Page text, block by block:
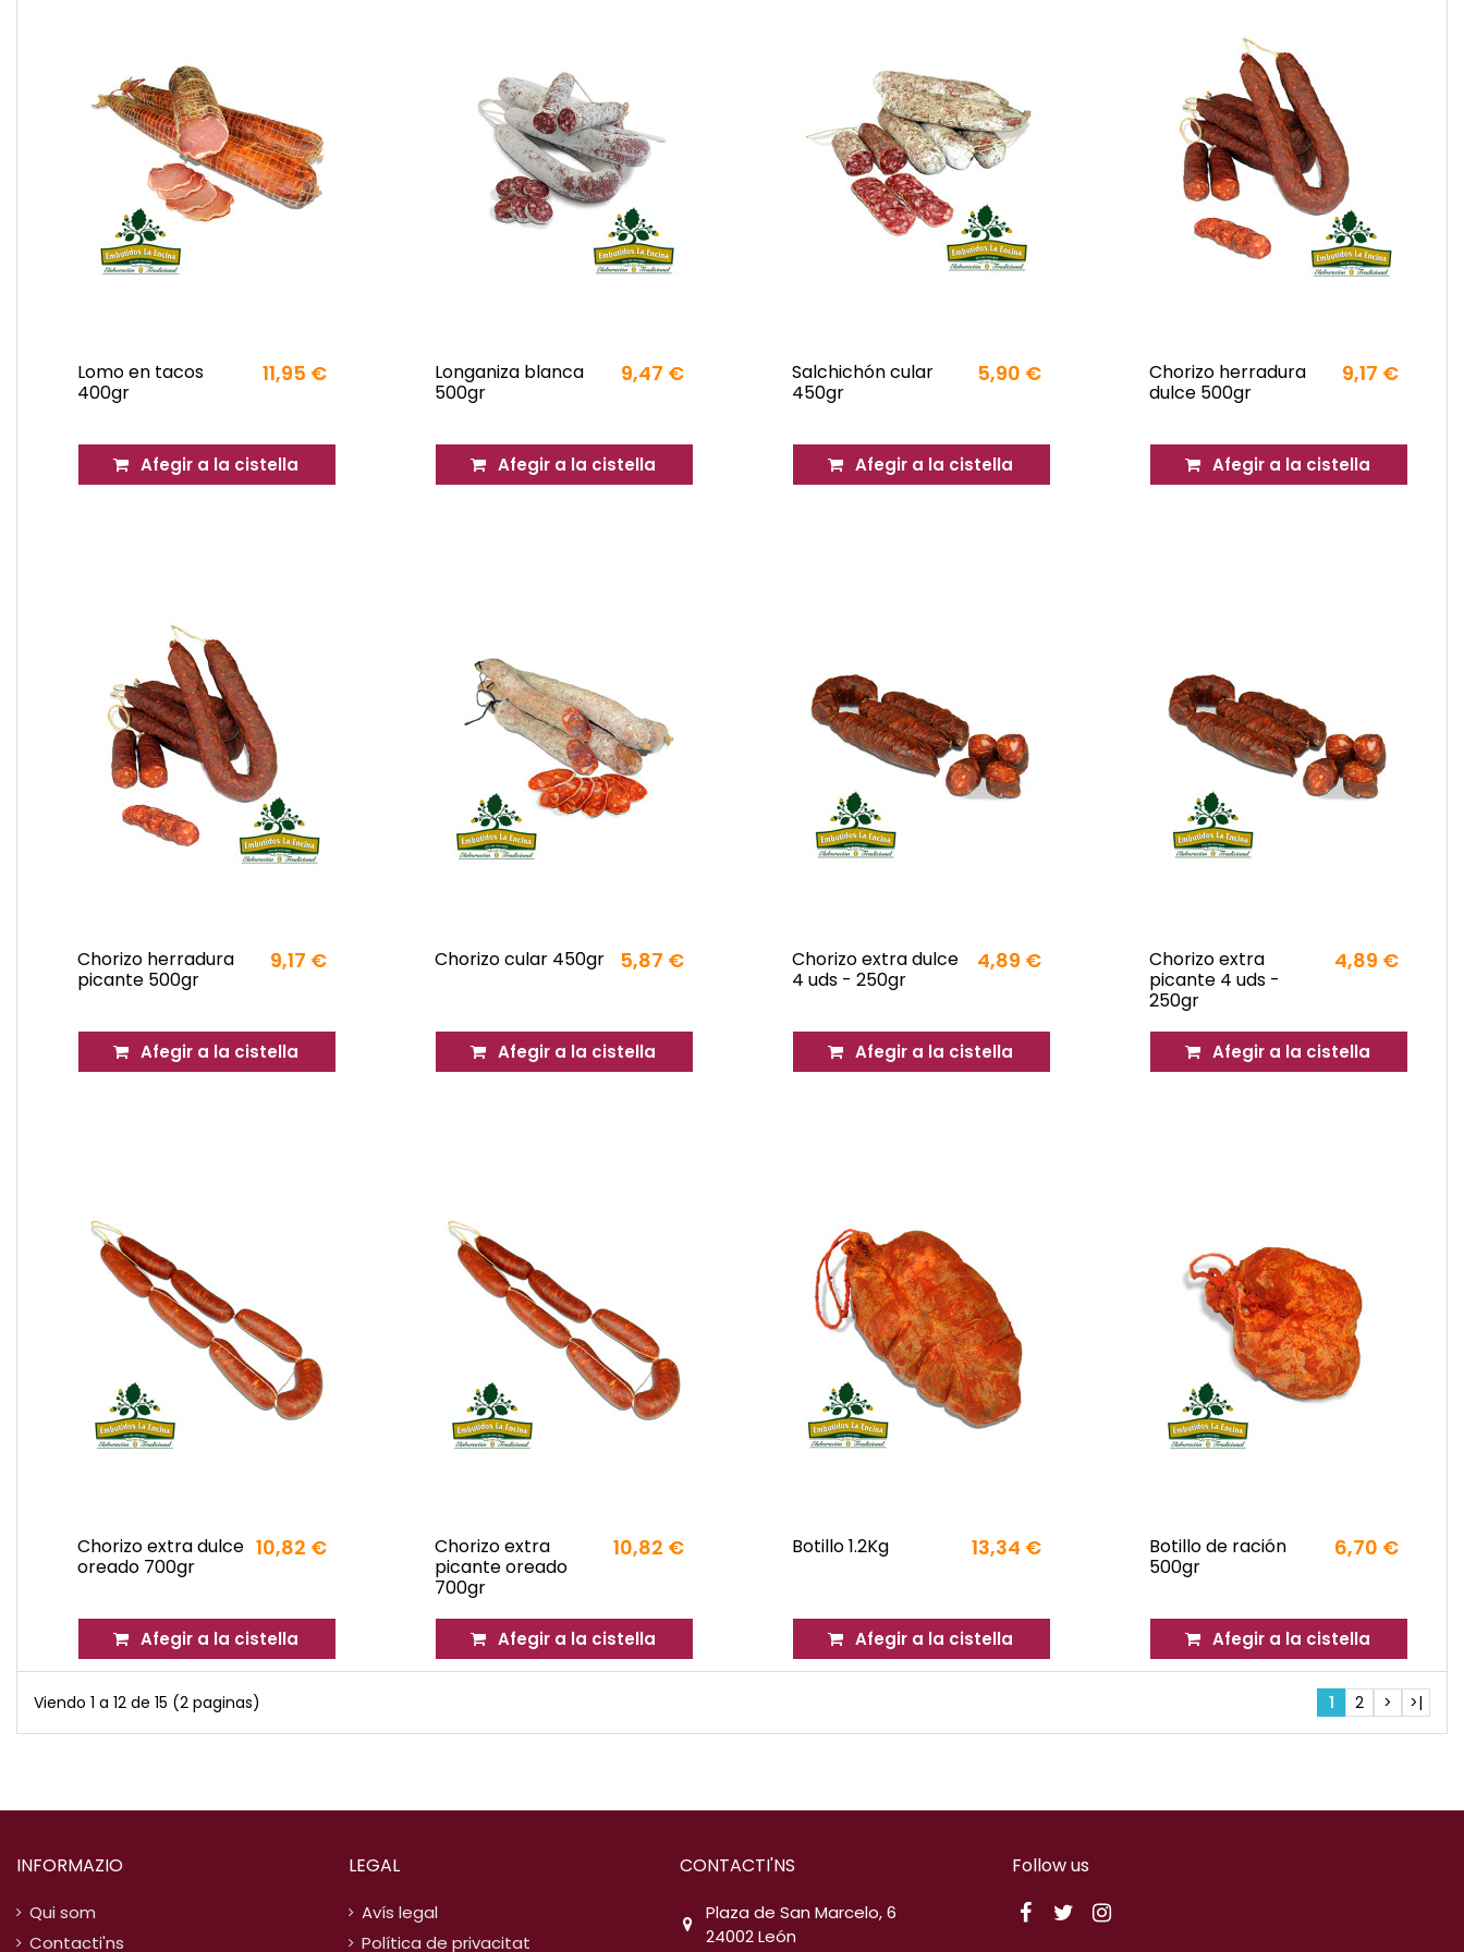
Lomo en tacos
400gr
11,95 €
Afegir a la cistella
Longaniza blanca
500gr
9,47 €
Afegir a la cistella
Salchichón cular
450gr
5,90 €
Afegir a la cistella
Chorizo herradura
dulce 500gr
9,17 €
Afegir a la cistella
Chorizo herradura
picante 500gr
9,17 €
Afegir a la cistella
Chorizo cular 450gr 5,87 €
Afegir a la cistella
Chorizo extra dulce
4 uds - 250gr
4,89 €
Afegir a la cistella
Chorizo extra
picante 4 uds -
250gr
4,89 €
Afegir a la cistella
Chorizo extra dulce
oreado 700gr
10,82 €
Afegir a la cistella
Chorizo extra
picante oreado
700gr
10,82 €
Afegir a la cistella
Botillo 1.2Kg 13,34 €
Afegir a la cistella
Botillo de ración
500gr
6,70 €
Afegir a la cistella
Viendo 1 a 12 de 15 (2 paginas) 1 2 > >|
INFORMAZIO
Qui som
Contacti'ns
LEGAL
Avís legal
Política de privacitat
CONTACTI'NS
Plaza de San Marcelo, 6
24002 León
Follow us